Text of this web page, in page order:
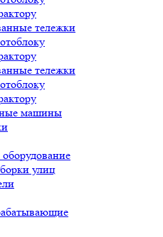
тележки
тележки
машины
улиц